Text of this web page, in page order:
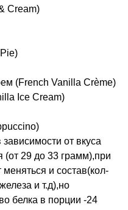
Cream)
(French Vanilla Crème)
Ice Cream)
зависимости от вкуса
(от 29 до 33 грамм),при
и состав(кол-
и т.д),но
белка в порции -24